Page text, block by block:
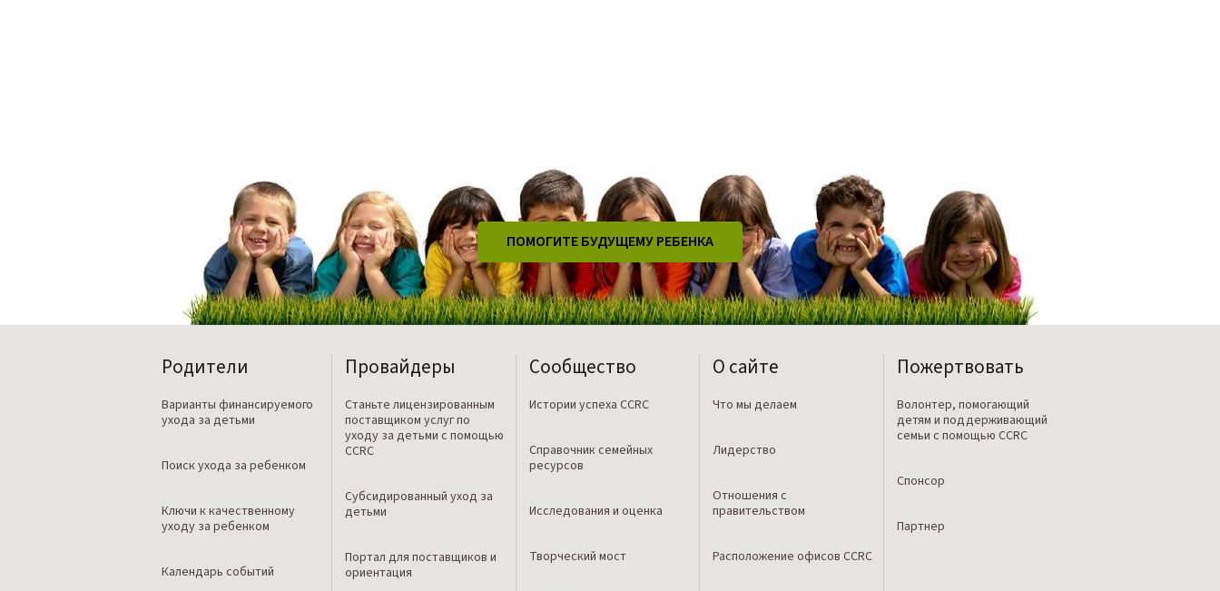
ПОМОГИТЕ БУДУЩЕМУ РЕБЕНКА
Родители
Варианты финансируемого
ухода за детьми
Поиск ухода за ребенком
Ключи к качественному
уходу за ребенком
Календарь событий
Провайдеры
Станьте лицензированным
поставщиком услуг по
уходу за детьми с помощью
CCRC
Субсидированный уход за
детьми
Портал для поставщиков и
ориентация
Сообщество
Истории успеха CCRC
Справочник семейных
ресурсов
Исследования и оценка
Творческий мост
О сайте
Что мы делаем
Лидерство
Отношения с
правительством
Расположение офисов CCRC
Пожертвовать
Волонтер, помогающий
детям и поддерживающий
семьи с помощью CCRC
Спонсор
Партнер